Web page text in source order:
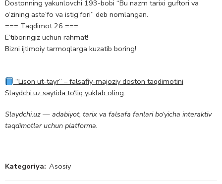
Dostonning yakunlovchi 193-bobi “Bu nazm tarixi guftori va
o‘zining aste’fo va istig‘fori” deb nomlangan.
=== Taqdimot 26 ===
E’tiboringiz uchun rahmat!
Bizni ijtimoiy tarmoqlarga kuzatib boring!
“Lison ut-tayr” – falsafiy-majoziy doston taqdimotini
Slaydchi.uz saytida to‘liq yuklab oling.
Slaydchi.uz — adabiyot, tarix va falsafa fanlari bo‘yicha interaktiv
taqdimotlar uchun platforma.
Kategoriya: Asosiy